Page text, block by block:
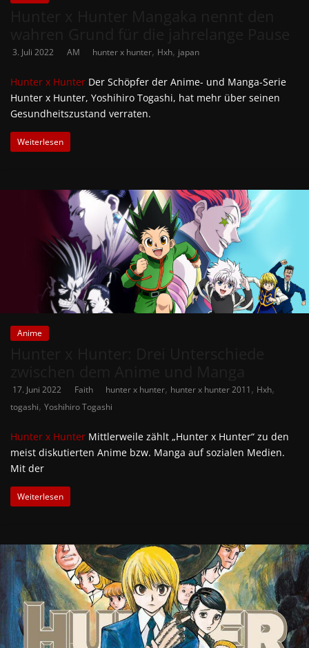
3. Juli 2022 AM hunter x hunter, Hxh, japan
Hunter x Hunter Der Schöpfer der Anime- und Manga-Serie
Hunter x Hunter, Yoshihiro Togashi, hat mehr über seinen
Gesundheitszustand verraten.
Weiterlesen
Anime
17. Juni 2022 Faith hunter x hunter, hunter x hunter 2011, Hxh,
togashi, Yoshihiro Togashi
Hunter x Hunter Mittlerweile zählt „Hunter x Hunter“ zu den
meist diskutierten Anime bzw. Manga auf sozialen Medien.
Mit der
Weiterlesen